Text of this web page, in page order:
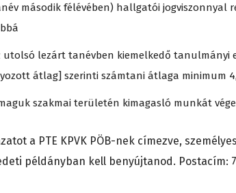
második félévében) hallgatói jogviszonnyal
utolsó lezárt tanévben kiemelkedő
átlag] szerinti számtani átlaga minimum
szakmai területén kimagasló munkát
a PTE KPVK PÖB-nek címezve,
példányban kell benyújtanod. Postacím: